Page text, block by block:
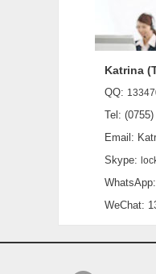
Katrina
QQ:
Tel: (0755)
Email:
Skype:
WhatsApp:
WeChat: